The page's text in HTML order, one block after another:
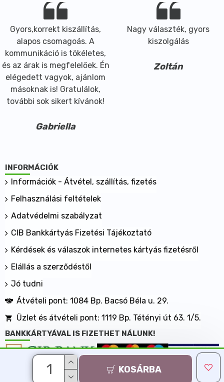
KOSÁRBA
Gyors,korrekt kiszállítás,
alapos csomagoás. A
kommunikáció is tökéletes,
és az árak is megfelelőek. Én
elégedett vagyok, ajánlom
másoknak is! Gratulálok,
további sok sikert kívánok!
Gabriella
Nagy választék, gyors
kiszolgálás
Zoltán
INFORMÁCIÓK
Információk - Átvétel, szállítás, fizetés
Felhasználási feltételek
Adatvédelmi szabályzat
CIB Bankkártyás Fizetési Tájékoztató
Kérdések és válaszok internetes kártyás fizetésről
Elállás a szerződéstől
Jó tudni
Átvételi pont: 1084 Bp. Bacsó Béla u. 29.
Üzlet és átvételi pont: 1119 Bp. Tétényi út 63. 1/5.
BANKKÁRTYÁVAL IS FIZETHET NÁLUNK!
Minden jog fenntartva, MaxShopping Kft. 2013-2026
Árukereső.hu